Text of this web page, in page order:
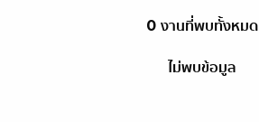
0 งานที่พบทั้งหมด
ไม่พบข้อมูล